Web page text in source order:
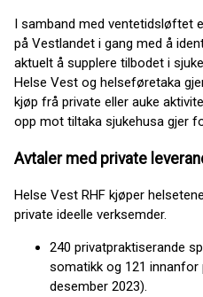
I samband med ventetidsløftet
på Vestlandet i gang med å
aktuelt å supplere tilbodet i
Helse Vest og helseføretaka
kjøp frå private eller auke
opp mot tiltaka sjukehusa gjer
Avtaler med private
Helse Vest RHF kjøper
private ideelle verksemder.
240 privatpraktiserande
somatikk og 121 innanfor
desember 2023).